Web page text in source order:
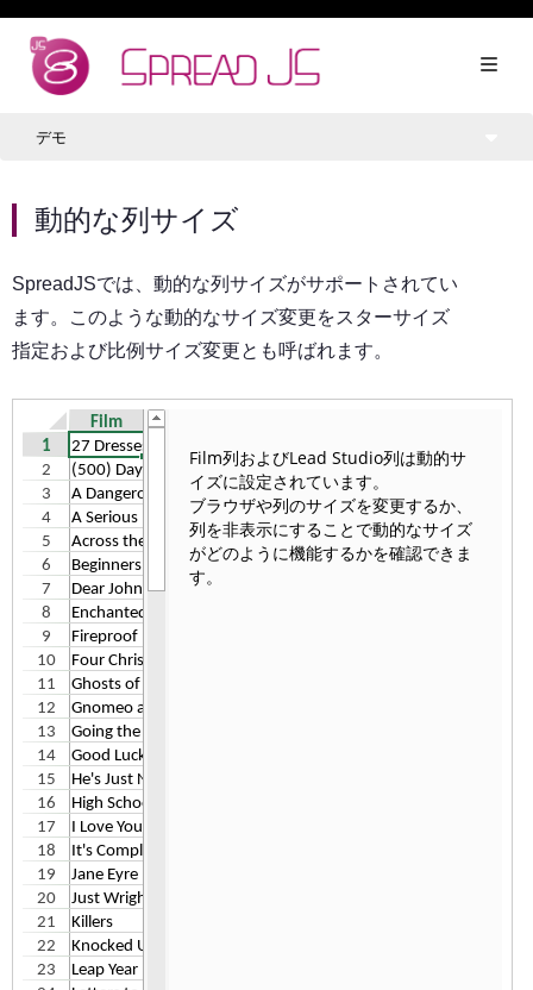
デモ
動的な列サイズ
SpreadJSでは、動的な列サイズがサポートされてい
ます。このような動的なサイズ変更をスターサイズ
指定および比例サイズ変更とも呼ばれます。